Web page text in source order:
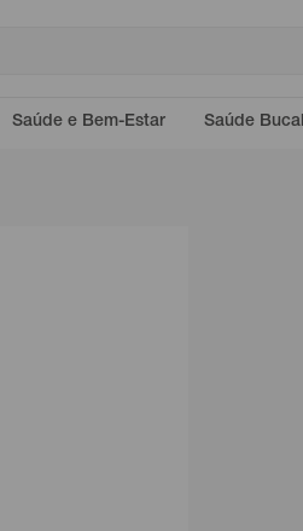
Saúde e Bem-Estar Saúde Bucal